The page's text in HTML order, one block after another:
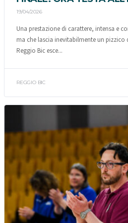
19/04/2026
Una prestazione di carattere, intensa e
ma che lascia inevitabilmente un pizzico
Reggio Bic esce...
REGGIO BIC